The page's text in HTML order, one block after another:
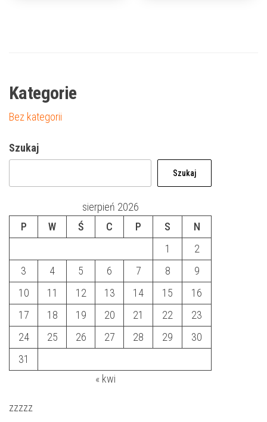
Kategorie
Bez kategorii
Szukaj
Szukaj
sierpień 2026
P
W Ś C P S
N
1
2
3
4 5 6 7 8
9
10
11 12 13 14 15
16
17
18 19 20 21 22
23
24
25 26 27 28 29
30
31
« kwi
zzzzz